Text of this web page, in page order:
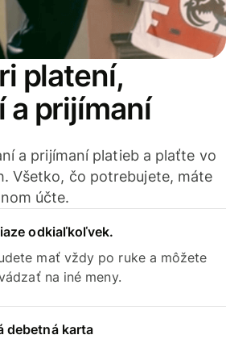
platení,
a prijímaní
a prijímaní platieb a plaťte vo
Všetko, čo potrebujete, máte
účte.
odkiaľkoľvek.
mať vždy po ruke a môžete
na iné meny.
debetná karta